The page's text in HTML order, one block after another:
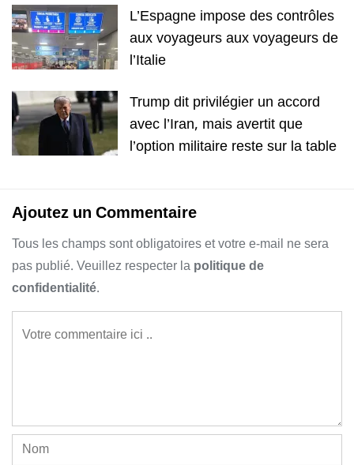
L’Espagne impose des contrôles
aux voyageurs aux voyageurs de
l’Italie
Trump dit privilégier un accord
avec l’Iran, mais avertit que
l’option militaire reste sur la table
Ajoutez un Commentaire
Tous les champs sont obligatoires et votre e-mail ne sera
pas publié. Veuillez respecter lapolitique de
confidentialité.